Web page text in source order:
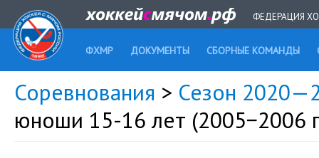
ФЕДЕРАЦИЯ
ФХМР ДОКУМЕНТЫ СБОРНЫЕ КОМАНДЫ
Соревнования > Сезон
юноши 15-16 лет (2005−2006